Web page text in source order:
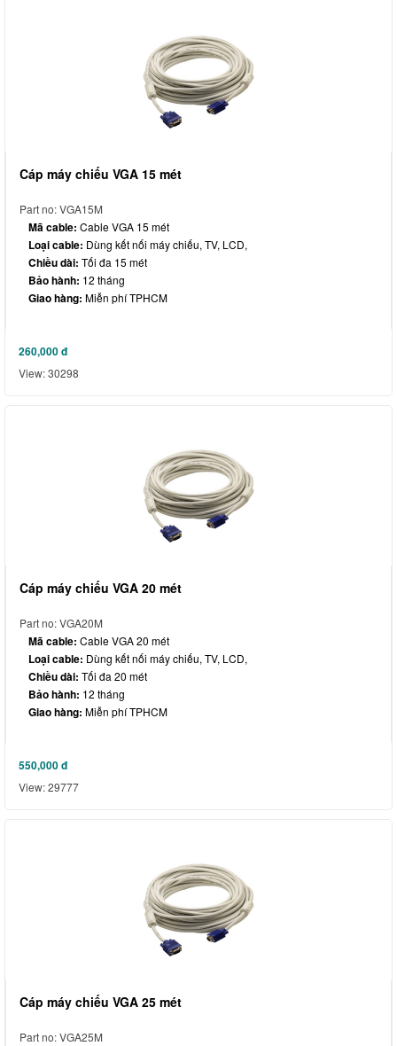
Cáp máy chiếu VGA 15 mét
Part no: VGA15M
Mã cable: Cable VGA 15 mét
Loại cable: Dùng kết nối máy chiếu, TV, LCD,
Chiều dài: Tối đa 15 mét
Bảo hành: 12 tháng
Giao hàng: Miễn phí TPHCM
260,000đ
View: 30298
Cáp máy chiếu VGA 20 mét
Part no: VGA20M
Mã cable: Cable VGA 20 mét
Loại cable: Dùng kết nối máy chiếu, TV, LCD,
Chiều dài: Tối đa 20 mét
Bảo hành: 12 tháng
Giao hàng: Miễn phí TPHCM
550,000đ
View: 29777
Cáp máy chiếu VGA 25 mét
Part no: VGA25M